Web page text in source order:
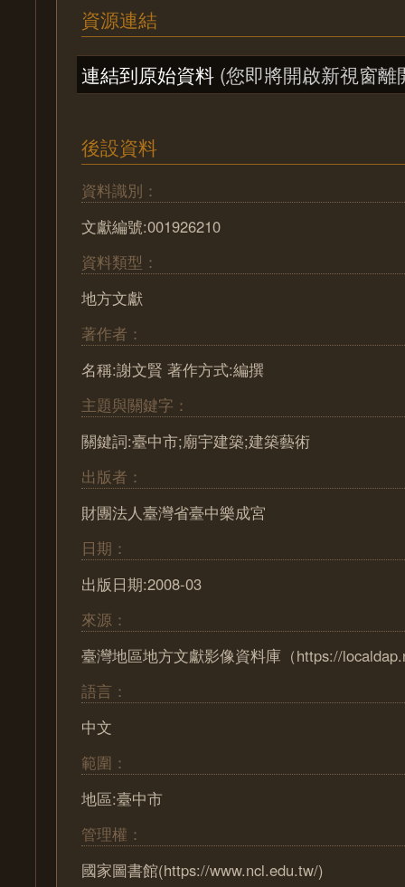
資源連結
連結到原始資料 (您即將開啟新視窗離
後設資料
資料識別：
文獻編號:001926210
資料類型：
地方文獻
著作者：
名稱:謝文賢 著作方式:編撰
主題與關鍵字：
關鍵詞:臺中市;廟宇建築;建築藝術
出版者：
財團法人臺灣省臺中樂成宮
日期：
出版日期:2008-03
來源：
臺灣地區地方文獻影像資料庫（https://
語言：
中文
範圍：
地區:臺中市
管理權：
國家圖書館(https://www.ncl.edu.tw/)